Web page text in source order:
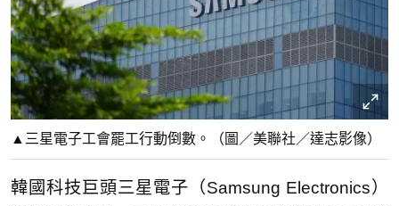
▲三星電子工會罷工行動倒數。（圖／美聯社／達志影像）
韓國科技巨頭三星電子（Samsung Electronics）